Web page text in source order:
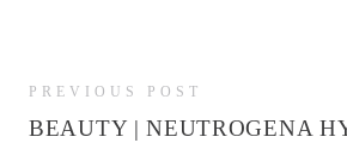
PREVIOUS POST
BEAUTY | NEUTROGENA